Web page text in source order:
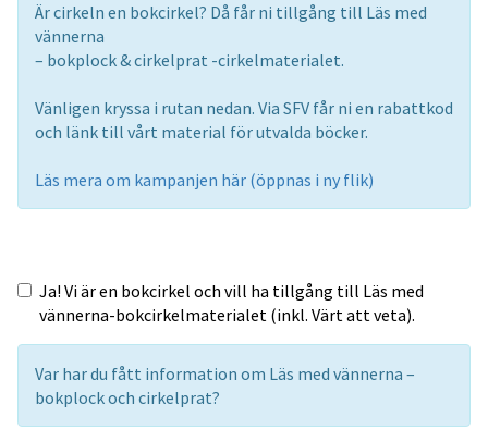
Är cirkeln en bokcirkel? Då får ni tillgång till Läs med
vännerna
– bokplock & cirkelprat -cirkelmaterialet.
Vänligen kryssa i rutan nedan. Via SFV får ni en rabattkod
och länk till vårt material för utvalda böcker.
Läs mera om kampanjen här (öppnas i ny flik)
Ja! Vi är en bokcirkel och vill ha tillgång till Läs med
vännerna-bokcirkelmaterialet (inkl. Värt att veta).
Var har du fått information om Läs med vännerna –
bokplock och cirkelprat?